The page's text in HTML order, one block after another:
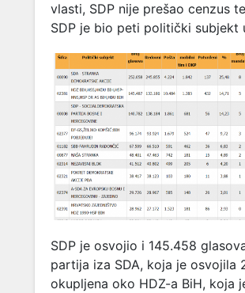
vlasti, SDP nije prešao cenzus
SDP je bio peti politički subjekt
SDP je osvojio i 145.458
partija iza SDA, koja je osvojila
okupljena oko HDZ-a BiH, koja